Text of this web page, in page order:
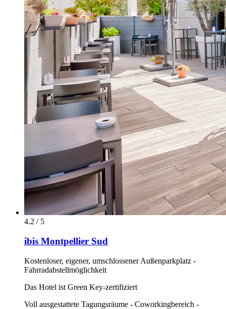
4.2 / 5
ibis Montpellier Sud
Kostenloser, eigener, umschlossener Außenparkplatz -
Fahrradabstellmöglichkeit
Das Hotel ist Green Key-zertifiziert
Voll ausgestattete Tagungsräume - Coworkingbereich -